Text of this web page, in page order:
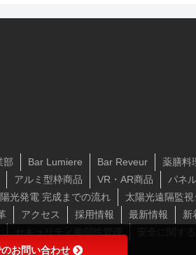
部 Bar Lumiere Bar Reveur
薬膳料
アルミ型枠商品 VR・AR商品 パネ
光発電 完成までの流れ 太陽光遠隔監視
アクセス 採用情報 最新情報 新
お問い合わせ